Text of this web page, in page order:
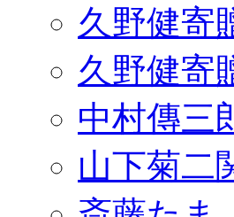
久野健寄
久野健寄
中村傳三
山下菊二